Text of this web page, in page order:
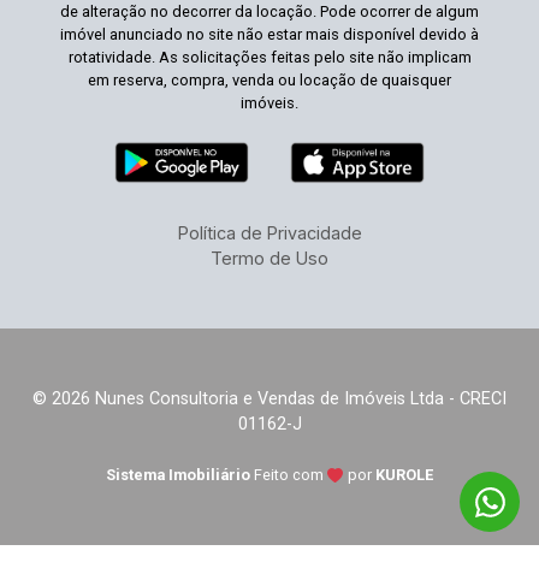
de alteração no decorrer da locação. Pode ocorrer de algum
imóvel anunciado no site não estar mais disponível devido à
rotatividade. As solicitações feitas pelo site não implicam
em reserva, compra, venda ou locação de quaisquer
imóveis.
Política de Privacidade
Termo de Uso
© 2026 Nunes Consultoria e Vendas de Imóveis Ltda - CRECI
01162-J
Sistema Imobiliário Feito com por KUROLE